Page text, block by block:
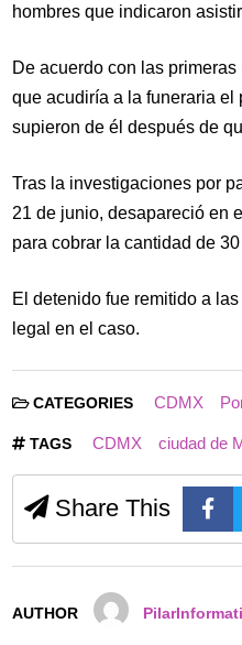
hombres que indicaron
De acuerdo con las
que acudiría a la funeraria el
supieron de él después de
Tras la investigaciones por
21 de junio, desapareció en
para cobrar la cantidad de
El detenido fue remitido a
legal en el caso.
CATEGORIES CDMX
TAGS CDMX ciudad de
Share This
AUTHOR